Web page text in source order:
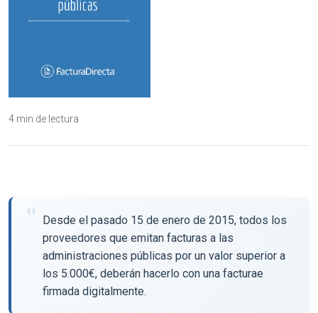
4 min de lectura
Desde el pasado 15 de enero de 2015, todos los
proveedores que emitan facturas a las
administraciones públicas por un valor superior a
los 5.000€, deberán hacerlo con una facturae
firmada digitalmente.